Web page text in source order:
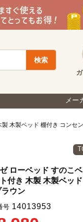
メー
木製ベッド 棚付き コンセ
ローベッド すのこ
付き 木製 木製ベッ
ラウン
号14013953